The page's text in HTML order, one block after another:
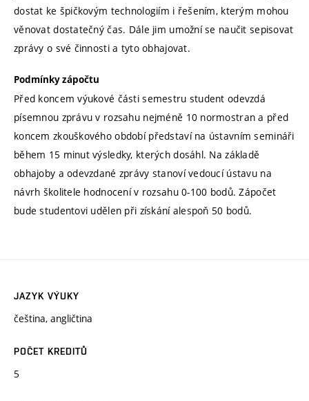
dostat ke špičkovým technologiím i řešením, kterým mohou
věnovat dostatečný čas. Dále jim umožní se naučit sepisovat
zprávy o své činnosti a tyto obhajovat.
Podmínky zápočtu
Před koncem výukové části semestru student odevzdá
písemnou zprávu v rozsahu nejméně 10 normostran a před
koncem zkouškového období představí na ústavním semináři
během 15 minut výsledky, kterých dosáhl. Na základě
obhajoby a odevzdané zprávy stanoví vedoucí ústavu na
návrh školitele hodnocení v rozsahu 0-100 bodů. Zápočet
bude studentovi udělen při získání alespoň 50 bodů.
JAZYK VÝUKY
čeština, angličtina
POČET KREDITŮ
5